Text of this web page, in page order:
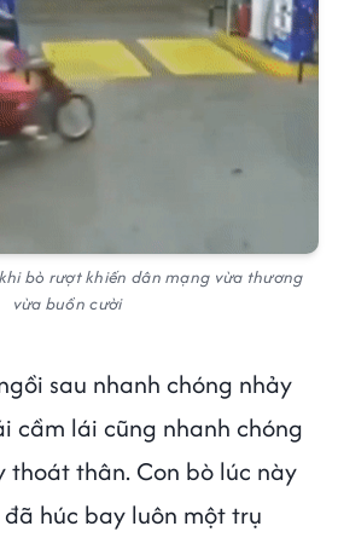
bò rượt khiến dân mạng vừa thương
vừa buồn cười
sau nhanh chóng nhảy
cầm lái cũng nhanh chóng
thoát thân. Con bò lúc này
húc bay luôn một trụ